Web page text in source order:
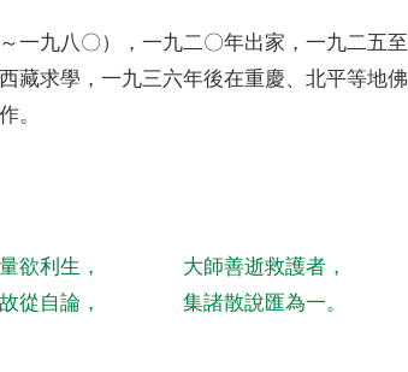
一九八〇） ， 一九二〇年出家 ， 一九二五至
西藏求學 ， 一九三六年後在重慶、 北平等地佛
。
欲利生 ， 大師善逝救護者 ，
從自論 ， 集諸散說匯為一。